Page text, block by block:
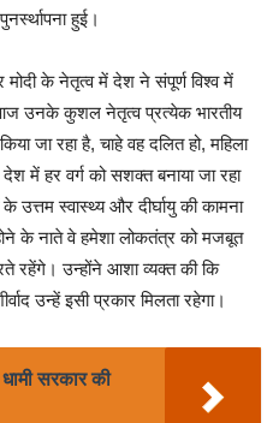
हुई।
के नेतृत्व में देश ने संपूर्ण विश्व में
आज उनके कुशल नेतृत्व प्रत्येक भारतीय
जा रहा है, चाहे वह दलित हो, महिला
देश में हर वर्ग को सशक्त बनाया जा रहा
स्वास्थ्य और दीर्घायु की कामना
के नाते वे हमेशा लोकतंत्र को मजबूत
रहेंगे। उन्होंने आशा व्यक्त की कि
उन्हें इसी प्रकार मिलता रहेगा।
सरकार की